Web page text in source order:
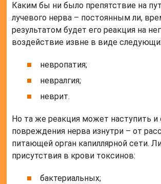
Каким бы ни было препятствие на
лучевого нерва – постоянным ли,
результатом будет его реакция на
воздействие извне в виде
невропатия;
невралгия;
неврит.
Но та же реакция может наступить и
повреждения нерва изнутри – от
питающей орган капиллярной сети.
присутствия в крови токсинов:
бактериальных;